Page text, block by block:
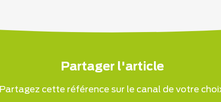
Partager l'article
Partagez cette référence sur le canal de votre